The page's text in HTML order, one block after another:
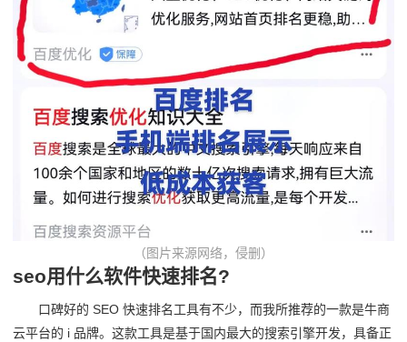
（图片来源网络，侵删）
seo用什么软件快速排名?
口碑好的 SEO 快速排名工具有不少，而我所推荐的一款是牛商
云平台的 i 品牌。这款工具是基于国内最大的搜索引擎开发，具备正